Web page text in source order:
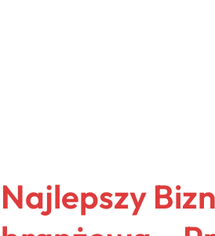
Najlepszy